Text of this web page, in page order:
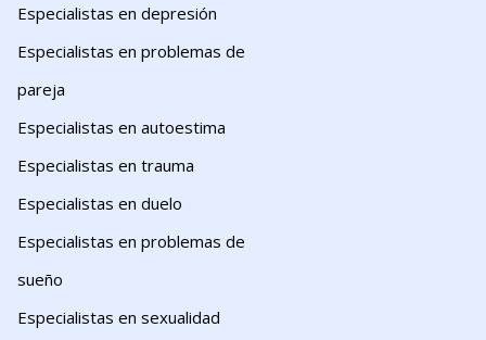
Especialistas en depresión
Especialistas en problemas de
pareja
Especialistas en autoestima
Especialistas en trauma
Especialistas en duelo
Especialistas en problemas de
sueño
Especialistas en sexualidad